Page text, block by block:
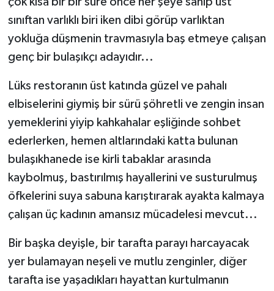
sınıftan varlıklı biri iken dibi görüp varlıktan
yokluğa düşmenin travmasıyla baş etmeye çalışan
genç bir bulaşıkçı adayıdır...
Lüks restoranın üst katında güzel ve pahalı
elbiselerini giymiş bir sürü şöhretli ve zengin insan
yemeklerini yiyip kahkahalar eşliğinde sohbet
ederlerken, hemen altlarındaki katta bulunan
bulaşıkhanede ise kirli tabaklar arasında
kaybolmuş, bastırılmış hayallerini ve susturulmuş
öfkelerini suya sabuna karıştırarak ayakta kalmaya
çalışan üç kadının amansız mücadelesi mevcut...
Bir başka deyişle, bir tarafta parayı harcayacak
yer bulamayan neşeli ve mutlu zenginler, diğer
tarafta ise yaşadıkları hayattan kurtulmanın